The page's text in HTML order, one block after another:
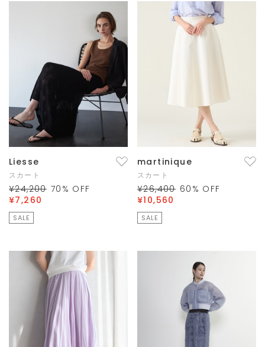
Liesse
スカート
¥24,200 70 % OFF
¥7,260
SALE
martinique
スカート
¥26,400 60 % OFF
¥10,560
SALE